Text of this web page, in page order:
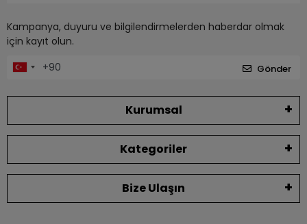
Kampanya, duyuru ve bilgilendirmelerden haberdar olmak
için kayıt olun.
Gönder
Kurumsal
Kategoriler
Bize Ulaşın